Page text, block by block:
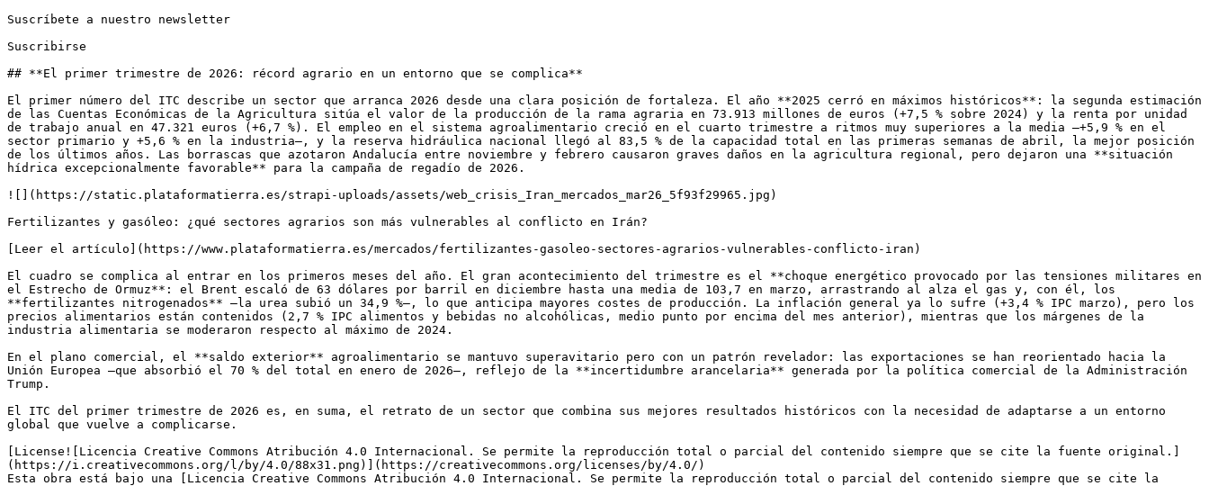
Suscríbete a nuestro newsletter
Suscribirse
## **El primer trimestre de 2026: récord agrario en un entorno que se complica**
El primer número del ITC describe un sector que arranca 2026 desde una clara posición de fortaleza. El año **2025 cerró en máximos históricos**: la segunda estimación
de las Cuentas Económicas de la Agricultura sitúa el valor de la producción de la rama agraria en 73.913 millones de euros (+7,5 % sobre 2024) y la renta por unidad
de trabajo anual en 47.321 euros (+6,7 %). El empleo en el sistema agroalimentario creció en el cuarto trimestre a ritmos muy superiores a la media —+5,9 % en el
sector primario y +5,6 % en la industria—, y la reserva hidráulica nacional llegó al 83,5 % de la capacidad total en las primeras semanas de abril, la mejor posición
de los últimos años. Las borrascas que azotaron Andalucía entre noviembre y febrero causaron graves daños en la agricultura regional, pero dejaron una **situación
hídrica excepcionalmente favorable** para la campaña de regadío de 2026.
![](https://static.plataformatierra.es/strapi-uploads/assets/web_crisis_Iran_mercados_mar26_5f93f29965.jpg)
Fertilizantes y gasóleo: ¿qué sectores agrarios son más vulnerables al conflicto en Irán?
[Leer el artículo](https://www.plataformatierra.es/mercados/fertilizantes-gasoleo-sectores-agrarios-vulnerables-conflicto-iran)
El cuadro se complica al entrar en los primeros meses del año. El gran acontecimiento del trimestre es el **choque energético provocado por las tensiones militares en
el Estrecho de Ormuz**: el Brent escaló de 63 dólares por barril en diciembre hasta una media de 103,7 en marzo, arrastrando al alza el gas y, con él, los
**fertilizantes nitrogenados** —la urea subió un 34,9 %—, lo que anticipa mayores costes de producción. La inflación general ya lo sufre (+3,4 % IPC marzo), pero los
precios alimentarios están contenidos (2,7 % IPC alimentos y bebidas no alcohólicas, medio punto por encima del mes anterior), mientras que los márgenes de la
industria alimentaria se moderaron respecto al máximo de 2024.
En el plano comercial, el **saldo exterior** agroalimentario se mantuvo superavitario pero con un patrón revelador: las exportaciones se han reorientado hacia la
Unión Europea —que absorbió el 70 % del total en enero de 2026—, reflejo de la **incertidumbre arancelaria** generada por la política comercial de la Administración
Trump.
El ITC del primer trimestre de 2026 es, en suma, el retrato de un sector que combina sus mejores resultados históricos con la necesidad de adaptarse a un entorno
global que vuelve a complicarse.
[License![Licencia Creative Commons Atribución 4.0 Internacional. Se permite la reproducción total o parcial del contenido siempre que se cite la fuente original.]
(https://i.creativecommons.org/l/by/4.0/88x31.png)](https://creativecommons.org/licenses/by/4.0/)
Esta obra está bajo una [Licencia Creative Commons Atribución 4.0 Internacional. Se permite la reproducción total o parcial del contenido siempre que se cite la